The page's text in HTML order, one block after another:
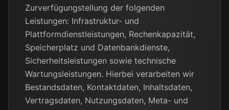
Zurverfügungstellung der folgenden
Leistungen: Infrastruktur- und
Plattformdienstleistungen, Rechenkapazität,
Speicherplatz und Datenbankdienste,
Sicherheitsleistungen sowie technische
Wartungsleistungen. Hierbei verarbeiten wir
Bestandsdaten, Kontaktdaten, Inhaltsdaten,
Vertragsdaten, Nutzungsdaten, Meta- und